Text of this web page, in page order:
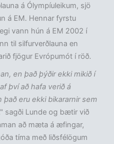
á Ólympíuleikum, sjö
á EM. Hennar fyrstu
vann hún á EM 2002 í
til silfurverðlauna en
fjögur Evrópumót í röð.
en það þýðir ekki mikið í
því að hafa verið á
eru ekki bikararnir sem
sagði Lunde og bætir við
að mæta á æfingar,
tíma með liðsfélögum